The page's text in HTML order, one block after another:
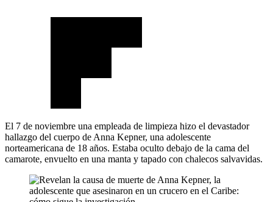
El 7 de noviembre una empleada de limpieza hizo el devastador
hallazgo del cuerpo de Anna Kepner, una adolescente
norteamericana de 18 años. Estaba oculto debajo de la cama del
camarote, envuelto en una manta y tapado con chalecos salvavidas.